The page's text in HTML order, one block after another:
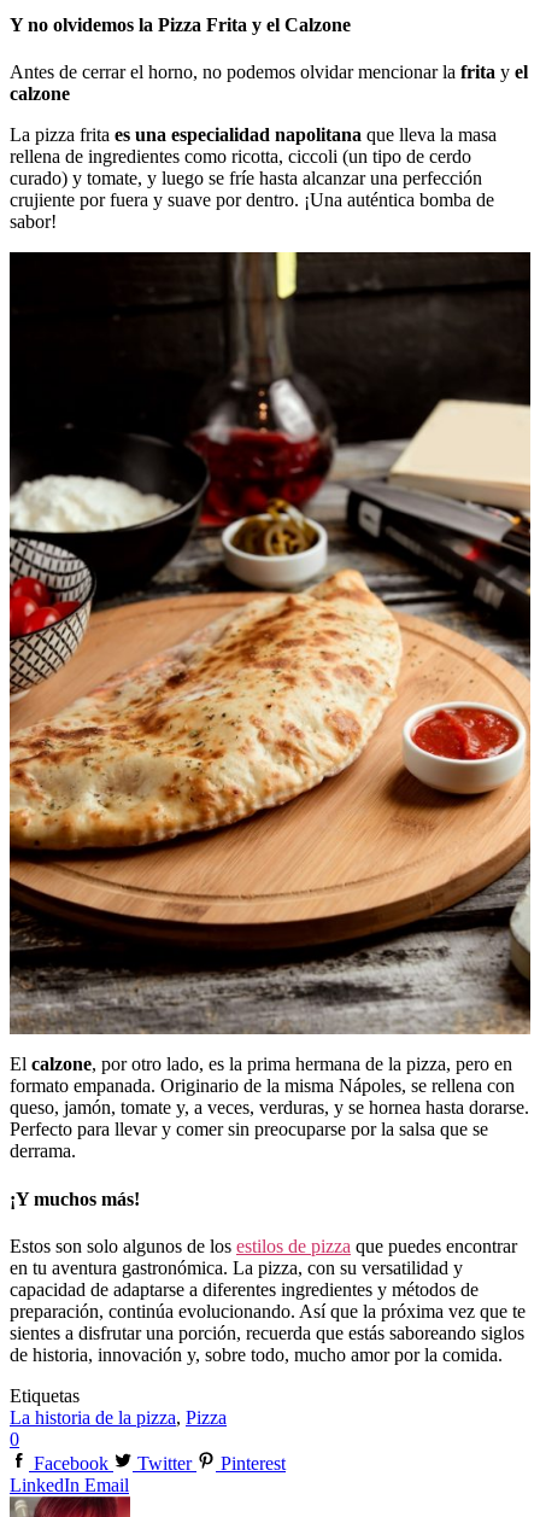
Y no olvidemos la Pizza Frita y el Calzone
Antes de cerrar el horno, no podemos olvidar mencionar la frita y el
calzone
La pizza frita es una especialidad napolitana que lleva la masa
rellena de ingredientes como ricotta, ciccoli (un tipo de cerdo
curado) y tomate, y luego se fríe hasta alcanzar una perfección
crujiente por fuera y suave por dentro. ¡Una auténtica bomba de
sabor!
El calzone, por otro lado, es la prima hermana de la pizza, pero en
formato empanada. Originario de la misma Nápoles, se rellena con
queso, jamón, tomate y, a veces, verduras, y se hornea hasta dorarse.
Perfecto para llevar y comer sin preocuparse por la salsa que se
derrama.
¡Y muchos más!
Estos son solo algunos de los estilos de pizza que puedes encontrar
en tu aventura gastronómica. La pizza, con su versatilidad y
capacidad de adaptarse a diferentes ingredientes y métodos de
preparación, continúa evolucionando. Así que la próxima vez que te
sientes a disfrutar una porción, recuerda que estás saboreando siglos
de historia, innovación y, sobre todo, mucho amor por la comida.
Etiquetas
La historia de la pizza, Pizza
0
Facebook
Twitter
Pinterest
LinkedIn Email